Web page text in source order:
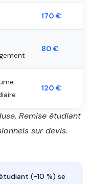
170 €
80 €
120 €
Remise étudiant
sur devis.
(-10 %) se